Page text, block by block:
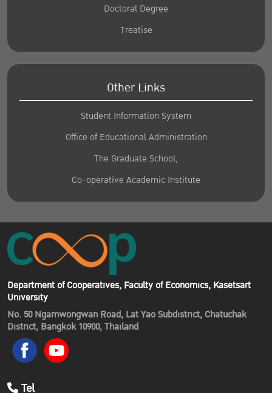
Doctoral Degree
Treatise
Other Links
Student Information System
Office of Educational Administration
The Graduate School,
Co-operative Academic Institute
Department of Cooperatives, Faculty of Economics, Kasetsart
University
No. 50 Ngamwongwan Road, Lat Yao Subdistrict, Chatuchak
District, Bangkok 10900, Thailand
Tel